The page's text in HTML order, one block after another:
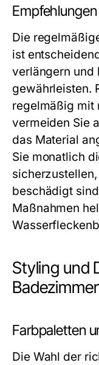
Die
ist
verlängern und
gewährleisten.
regelmäßig mit
vermeiden Sie
das Material
Sie monatlich
beschädigt
Maßnahmen
Styling und
Badezimmer
Farbpaletten
Die Wahl der